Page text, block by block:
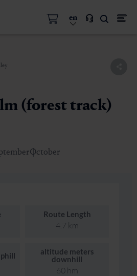
en
(forest track)
October
Route Length
4.7 km
altitude meters
downhill
60 hm